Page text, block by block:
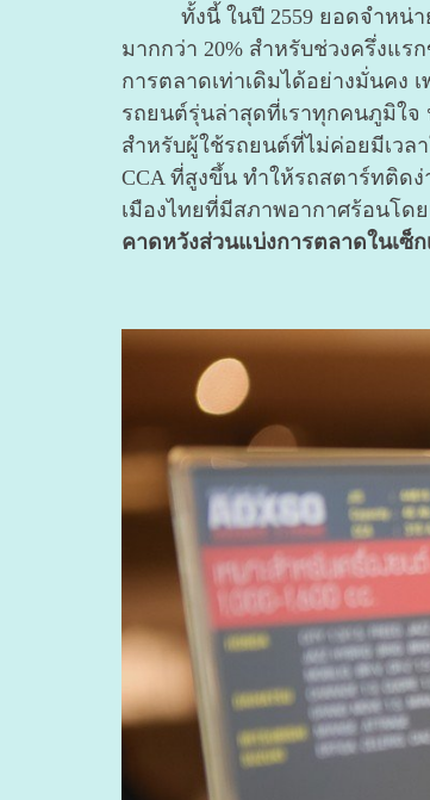
ทั้งนี้ ในปี 2559 ยอดจำหน่ายแ
มากกว่า 20% สำหรับช่วงครึ่งแร
การตลาดเท่าเดิมได้อย่างมั่นคง
รถยนต์รุ่นล่าสุดที่เราทุกคนภูมิใจ
สำหรับผู้ใช้รถยนต์ที่ไม่ค่อยมีเวล
CCA ที่สูงขึ้น ทำให้รถสตาร์ทติด
เมืองไทยที่มีสภาพอากาศร้อนโด
คาดหวังส่วนแบ่งการตลาดในเซ็ก